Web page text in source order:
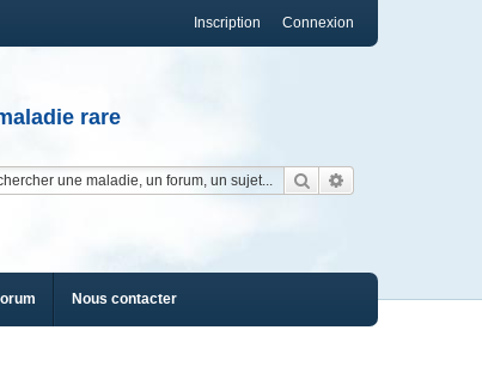
Connexion
Inscription
rare
Rechercher
Nous contacter